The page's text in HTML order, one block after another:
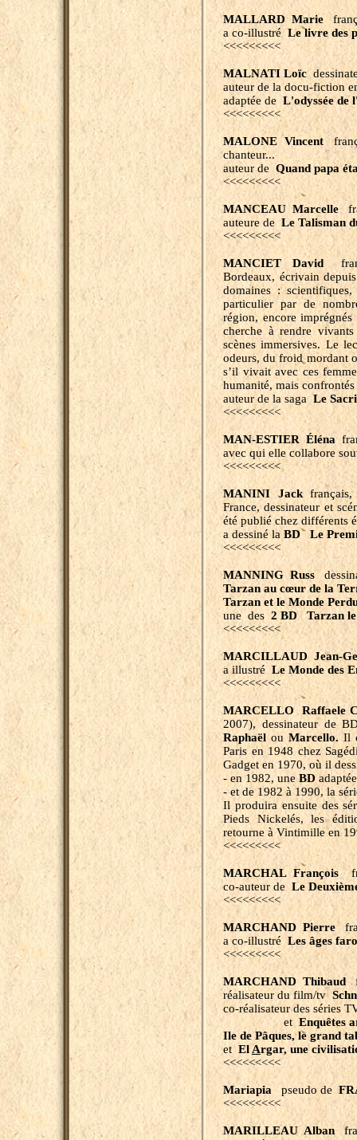
MALLARD Marie
a co-illustré Le livre des
<<<<<<<<<
MALNATI Loïc
auteur de la docu-fiction
adaptée de L'odyssée de
<<<<<<<<<
MALONE Vincent
chanteur...
auteur de Quand papa
<<<<<<<<<
MANCEAU Marcelle
auteure de Le Talisman
<<<<<<<<<
MANCIET David
Bordeaux, écrivain
domaines :
particulier par de
région, encore
cherche à rendre
scènes immersives. Le
odeurs, du froid mordant
s’il vivait avec ces
humanité, mais
auteur de la saga Le
<<<<<<<<<
MAN-ESTIER Éléna
avec qui elle collabore
<<<<<<<<<
MANINI Jackfrançais,
France, dessinateur et
été publié chez différents
a dessiné laBD Le
<<<<<<<<<
MANNING Russ
Tarzan au cœur de la
Tarzan et le Monde
une des 2 BD Tarzan
<<<<<<<<<
MARCILLAUD Jean-
a illustré Le Monde des
<<<<<<<<<
MARCELLO Raffaele
2007), dessinateur de
Raphaël ouMarcello.Il
Paris en 1948 chez
Gadget en 1970, où il
- en 1982, une BD
- et de 1982 à 1990, la
Il produira ensuite des
Pieds Nickelés, les
retourne à Vintimille en
<<<<<<<<<
MARCHAL François
co-auteur de Le
<<<<<<<<<
MARCHAND Pierre
a co-illustré Les âges
<<<<<<<<<
MARCHAND Thibaud
réalisateur du film/tv
co-réalisateur des séries
et Enquêtes
Ile de Pâques, le grand
et ElArgar, une
<<<<<<<<<
Mariapia pseudo de
<<<<<<<<<
MARILLEAU Alban